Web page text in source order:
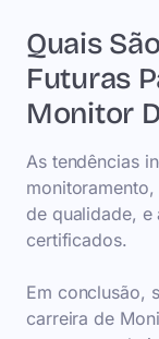
Quais
Futuras
Monitor
As tendências
de qualidade,
certificados.
Em conclusão,
carreira de